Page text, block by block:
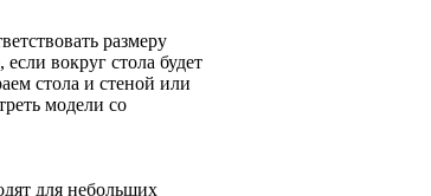
размеру
вокруг стола будет
стола и стеной или
модели со
для небольших